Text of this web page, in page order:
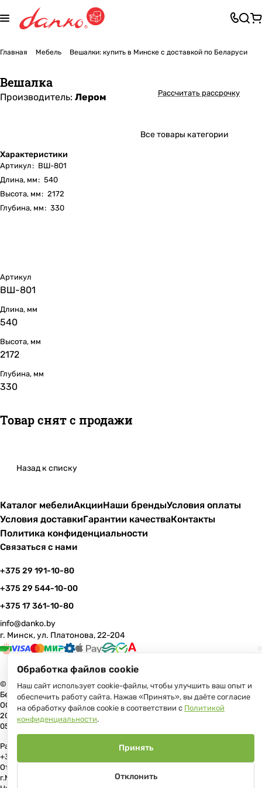
Главная Мебель Вешалки: купить в Минске с доставкой по Беларуси
Вешалка
Производитель: Лером
Характеристики
Артикул: ВШ-801
Длина, мм: 540
Высота, мм: 2172
Глубина, мм: 330
Рассчитать рассрочку
Все товары категории
Артикул
ВШ-801
Длина, мм
540
Высота, мм
2172
Глубина, мм
330
Товар снят с продажи
Назад к списку
Каталог мебелиАкцииНаши брендыУсловия оплаты
Условия доставкиГарантии качестваКонтакты
Политика конфиденциальности
Связаться с нами
+375 29 191-10-80
+375 29 544-10-00
+375 17 361-10-80
info@danko.by
г. Минск, ул. Платонова, 22-204
© 2026 Данко Бай: качественная мебель с оперативной доставкой по
Беларуси
ООО «Гранд Парк», юр.адрес: 220005, Минск, ул. Платонова, 22, пом.
204 В торговом реестре с 17 июля 2013 г. Регистрация №191081534,
05.11.2008, Мингорисполком.
Рассмотрение обращений потребителей, телефон +375 (17) 361-10-80,
+375 (29) 191-10-80, +375 (29) 544-10-00, e-mail: info@danko.by
Отдел торговли и услуг Администрации Первомайского района
г.Минска: тел. +375(17)215-14-65, Начальник отдела: Жакович Юлия
Обработка файлов cookie
Наш сайт использует cookie-файлы, чтобы улучшить ваш опыт и
обеспечить работу сайта. Нажав «Принять», вы даёте согласие
на обработку файлов cookie в соответствии с Политикой
конфиденциальности.
Отклонить
Принять